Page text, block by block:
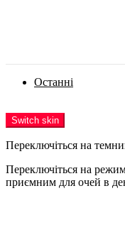
Останні
Switch skin
Переключіться на
Переключіться на
приємним для очей в